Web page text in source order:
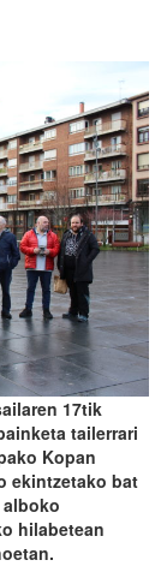
17tik
tailerrari
Kopan
ekintzetako bat
alboko
hilabetean